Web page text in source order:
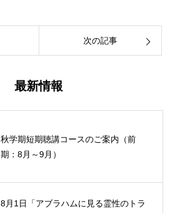
次の記事
最新情報
秋学期短期聴講コースのご案内（前
期：8月～9月）
8月1日「アブラハムに見る霊性のトラ